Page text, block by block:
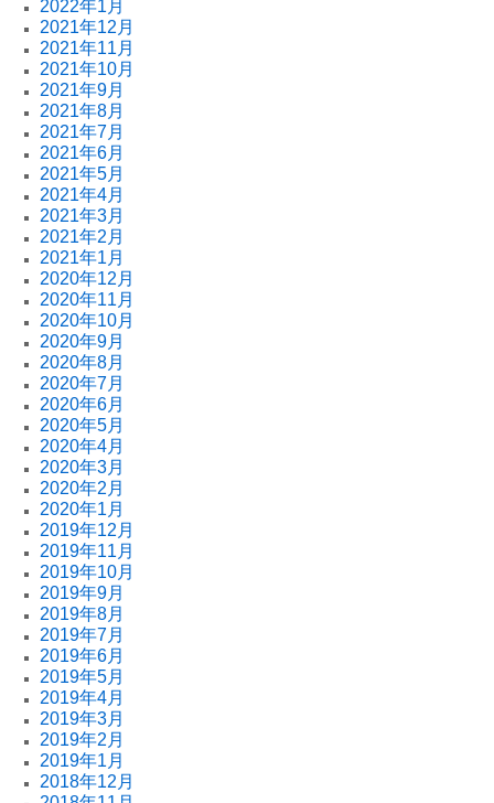
2022年1月
2021年12月
2021年11月
2021年10月
2021年9月
2021年8月
2021年7月
2021年6月
2021年5月
2021年4月
2021年3月
2021年2月
2021年1月
2020年12月
2020年11月
2020年10月
2020年9月
2020年8月
2020年7月
2020年6月
2020年5月
2020年4月
2020年3月
2020年2月
2020年1月
2019年12月
2019年11月
2019年10月
2019年9月
2019年8月
2019年7月
2019年6月
2019年5月
2019年4月
2019年3月
2019年2月
2019年1月
2018年12月